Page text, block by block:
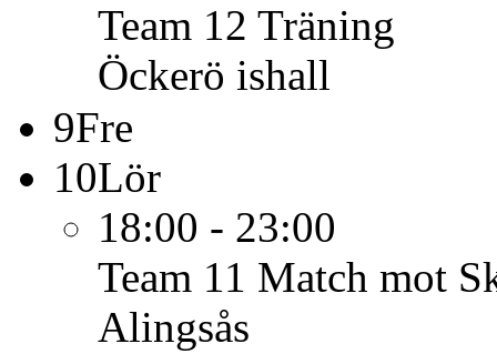
Team 12 Träning
Öckerö ishall
9Fre
10Lör
18:00 - 23:00
Team 11 Match mot
Alingsås